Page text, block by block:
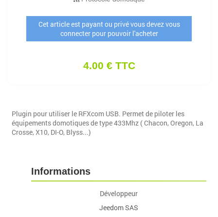
Cet article est payant ou privé vous devez vous
connecter pour pouvoir l'acheter
4.00 € TTC
Plugin pour utiliser le RFXcom USB. Permet de piloter les
équipements domotiques de type 433Mhz ( Chacon, Oregon, La
Crosse, X10, DI-O, Blyss...)
Informations
Développeur
Jeedom SAS